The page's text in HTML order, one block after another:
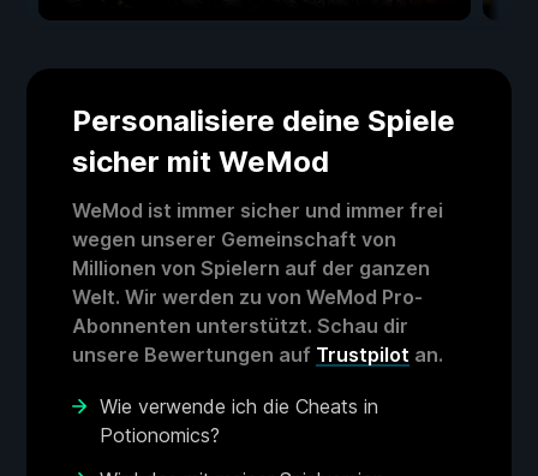
Personalisiere deine Spiele
sicher mit WeMod
WeMod ist immer sicher und immer frei
wegen unserer Gemeinschaft von
Millionen von Spielern auf der ganzen
Welt. Wir werden zu von WeMod Pro-
Abonnenten unterstützt. Schau dir
unsere Bewertungen auf Trustpilot an.
Wie verwende ich die Cheats in
Potionomics?